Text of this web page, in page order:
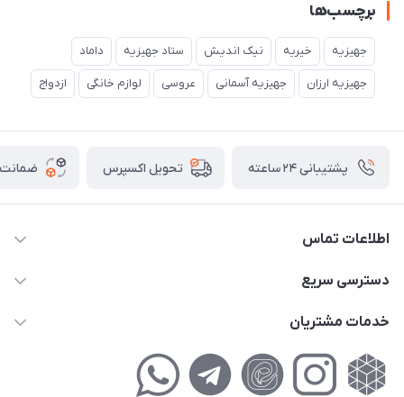
برچسب‌ها
جهیزیه خیریه نیک اندیش ستاد جهیزیه داماد
جهیزیه ارزان جهیزیه آسمانی عروسی لوازم خانگی ازدواج
پشتیبانی ۲۴ ساعته تحویل اکسپرس ضمانت
اطلاعات تماس
02177111474
کوچه گلریز 4 غربی ، پلاک 13
دسترسی سریع
حساب کاربری
لیست محصولات
خدمات مشتریان
راهنمای‌خرید‌آنلاین
حریم خصوصی